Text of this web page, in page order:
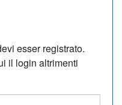
esser registrato.
il login altrimenti